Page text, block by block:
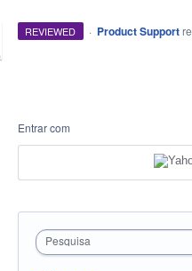
REVIEWED · Product Support
Entrar com
Pesquisa